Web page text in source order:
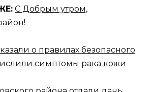
С Добрым утром,
о правилах безопасного
симптомы рака кожи